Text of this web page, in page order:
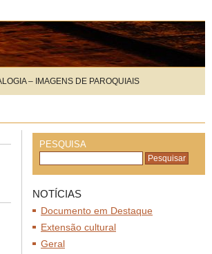
– IMAGENS DE PAROQUIAIS
PESQUISA
NOTÍCIAS
Documento em Destaque
Extensão cultural
Geral